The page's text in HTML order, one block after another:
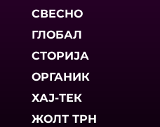
СВЕСНО
ГЛОБАЛ
СТОРИЈА
ОРГАНИК
ХАЈ-ТЕК
ЖОЛТ ТРН